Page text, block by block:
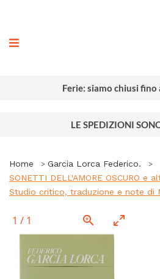
Ferie: siamo chiusi fino
LE SPEDIZIONI
Home
Garcia Lorca Federico.
SONETTI DELL'AMORE OSCURO e
Studio critico, traduzione e note di
1 / 1